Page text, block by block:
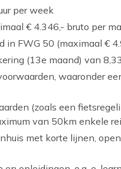
per week
€ 4.346,- bruto per
in FWG 50 (maximaal €
(13e maand) van
waaronder
(zoals een
van 50km enkele
met korte lijnen,